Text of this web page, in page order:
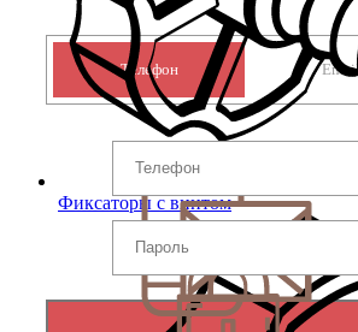
Фиксаторы с винтом
Телефон Email